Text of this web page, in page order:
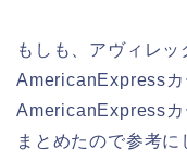
もしも、アヴィレ
AmericanExpressカ
AmericanExpressカ
まとめたので参考に